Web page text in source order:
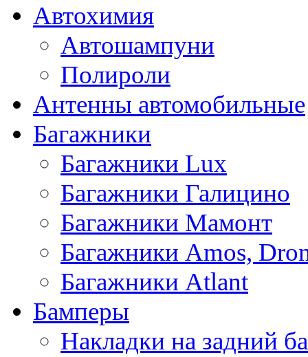
Автохимия
Автошампуни
Полироли
Антенны автомобильные
Багажники
Багажники Lux
Багажники Галицино
Багажники Мамонт
Багажники Amos,
Багажники Atlant
Бамперы
Накладки на задний